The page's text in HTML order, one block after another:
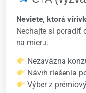
Neviete, ktorá
Nechajte si poradiť
na mieru.
Nezáväzná
Návrh riešenia
Výber z